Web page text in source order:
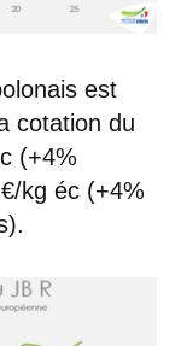
est
cotation du
(+4%
kg éc (+4%